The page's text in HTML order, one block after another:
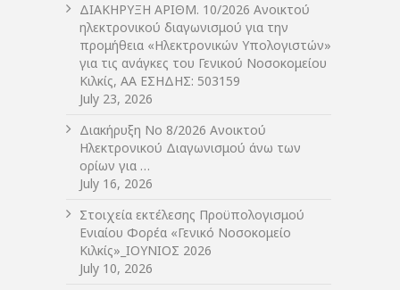
ΔIΑΚΗΡΥΞΗ ΑΡIΘΜ. 10/2026 Ανοικτού
ηλεκτρονικού διαγωνισμού για την
προμήθεια «Ηλεκτρονικών Υπολογιστών»
για τις ανάγκες του Γενικού Νοσοκομείου
Κιλκίς, ΑΑ ΕΣΗΔΗΣ: 503159
July 23, 2026
Διακήρυξη Νο 8/2026 Ανοικτού
Ηλεκτρονικού Διαγωνισμού άνω των
ορίων για …
July 16, 2026
Στοιχεία εκτέλεσης Προϋπολογισμού
Ενιαίου Φορέα «Γενικό Νοσοκομείο
Κιλκίς»_ΙΟΥΝΙΟΣ 2026
July 10, 2026